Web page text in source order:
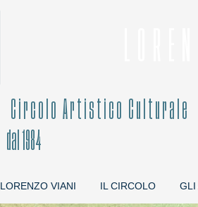
C i r c o l o A r t i
dal 1984
LORENZO VIANI IL CIRCOLO GLI